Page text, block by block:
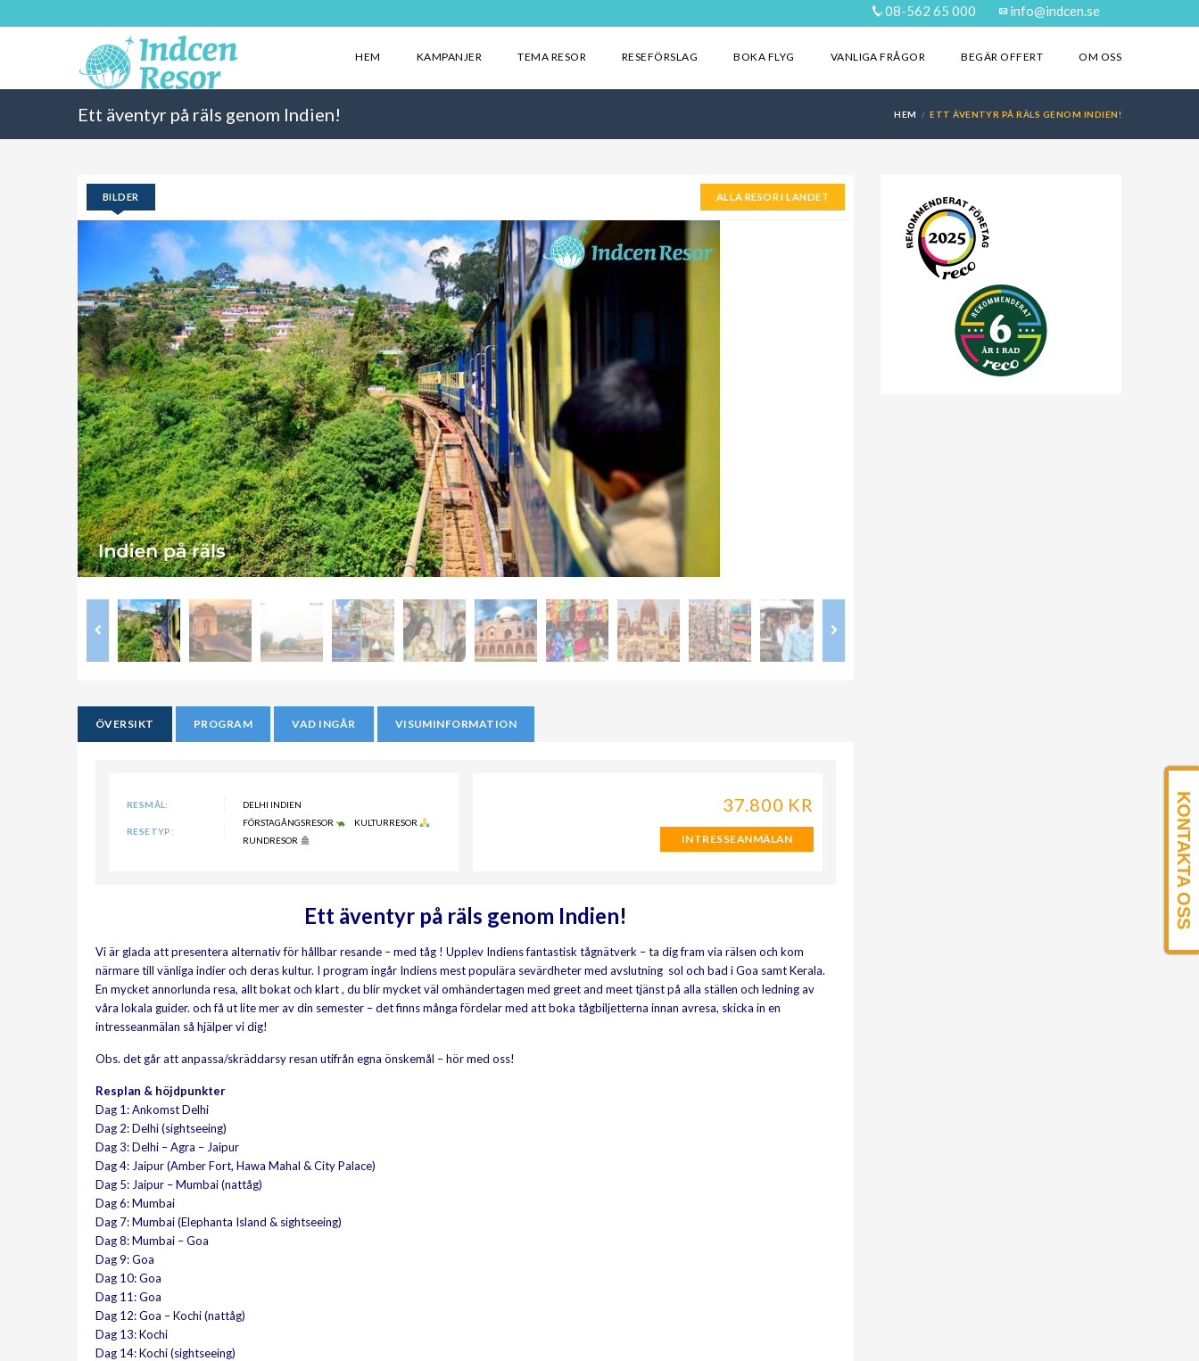
08-562 65 000 info@indcen.se
HEM KAMPANJER TEMA RESOR RESEFÖRSLAG BOKA FLYG VANLIGA FRÅGOR BEGÄR OFFERT OM OSS
Ett äventyr på räls genom Indien! HEM ETT ÄVENTYR PÅ RÄLS GENOM INDIEN!
BILDER ALLA RESOR I LANDET
ÖVERSIKT PROGRAM VAD INGÅR VISUMINFORMATION
RESMÅL: DELHI INDIEN
RESETYP:
FÖRSTAGÅNGSRESOR
KULTURRESOR
RUNDRESOR
37.800 KR
INTRESSEANMÄLAN
Ett äventyr på räls genom Indien!
Vi är glada att presentera alternativ för hållbar resande – med tåg ! Upplev Indiens fantastisk tågnätverk – ta dig fram via rälsen och kom
närmare till vänliga indier och deras kultur. I program ingår Indiens mest populära sevärdheter med avslutning sol och bad i Goa samt Kerala.
En mycket annorlunda resa, allt bokat och klart , du blir mycket väl omhändertagen med greet and meet tjänst på alla ställen och ledning av
våra lokala guider. och få ut lite mer av din semester – det finns många fördelar med att boka tågbiljetterna innan avresa, skicka in en
intresseanmälan så hjälper vi dig!
Obs. det går att anpassa/skräddarsy resan utifrån egna önskemål – hör med oss!
Resplan & höjdpunkter
Dag 1: Ankomst Delhi
Dag 2: Delhi (sightseeing)
Dag 3: Delhi – Agra – Jaipur
Dag 4: Jaipur (Amber Fort, Hawa Mahal & City Palace)
Dag 5: Jaipur – Mumbai (nattåg)
Dag 6: Mumbai
Dag 7: Mumbai (Elephanta Island & sightseeing)
Dag 8: Mumbai – Goa
Dag 9: Goa
Dag 10: Goa
Dag 11: Goa
Dag 12: Goa – Kochi (nattåg)
Dag 13: Kochi
Dag 14: Kochi (sightseeing)
KONTAKTA OSS